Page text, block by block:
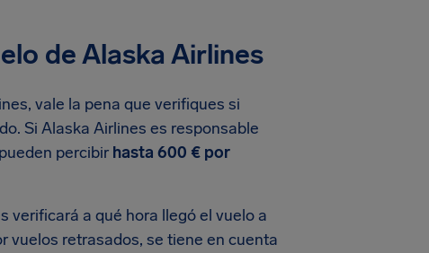
de Alaska Airlines
vale la pena que verifiques si
Si Alaska Airlines es responsable
percibir hasta 600 € por
verificará a qué hora llegó el vuelo a
vuelos retrasados, se tiene en cuenta